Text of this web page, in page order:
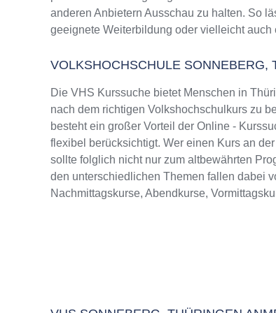
anderen Anbietern Ausschau zu halten. So
geeignete Weiterbildung oder vielleicht auch
VOLKSHOCHSCHULE SONNEBERG,
Die VHS Kurssuche bietet Menschen in
nach dem richtigen Volkshochschulkurs zu
besteht ein großer Vorteil der Online -
flexibel berücksichtigt. Wer einen Kurs an
sollte folglich nicht nur zum altbewährten
den unterschiedlichen Themen fallen dabei
Nachmittagskurse, Abendkurse,